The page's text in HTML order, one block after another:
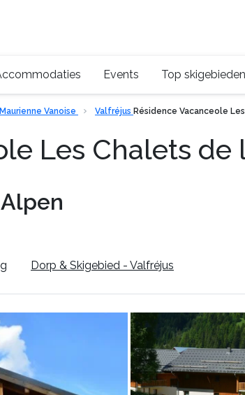
Events Top skigebieden
Vanoise Valfréjus Résidence Vacanceole
Les Chalets de
Dorp & Skigebied - Valfréjus